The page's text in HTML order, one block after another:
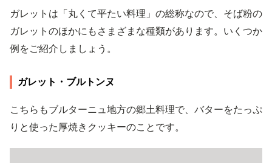
ガレットは「丸くて平たい料理」の総称なので、そば粉の
ガレットのほかにもさまざまな種類があります。いくつか
例をご紹介しましょう。
ガレット・ブルトンヌ
こちらもブルターニュ地方の郷土料理で、バターをたっぷ
りと使った厚焼きクッキーのことです。